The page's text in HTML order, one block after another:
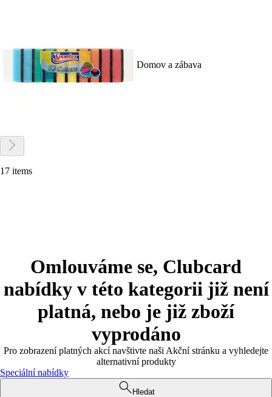
Domov a zábava
17 items
Omlouváme se, Clubcard
nabídky v této kategorii již není
platná, nebo je již zboží
vyprodáno
Pro zobrazení platných akcí navštivte naši Akční stránku a vyhledejte
alternativní produkty
Speciální nabídky
Hledat